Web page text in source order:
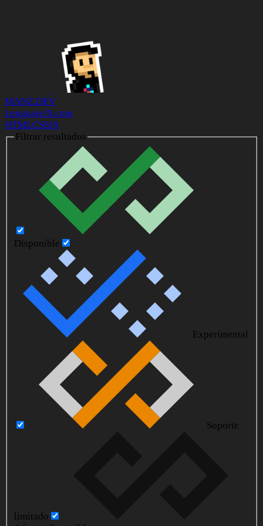
MANZ.DEV
LenguajeJS.com
HTMLCSSJS
Filtrar resultados
Disponible
Experimental
Soporte
limitado